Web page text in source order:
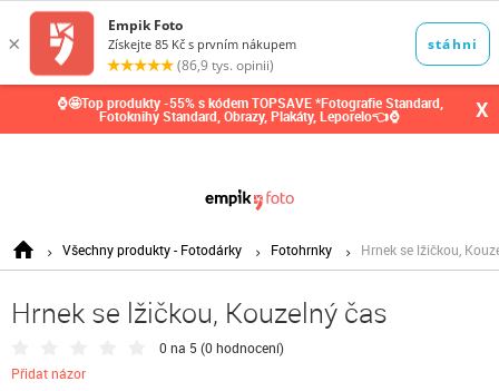
⌚🤩Top produkty -55% s kódem TOPSAVE *Fotografie Standard,
Fotoknihy Standard, Obrazy, Plakáty, Leporelo👈⌚ X
Všechny produkty - Fotodárky Fotohrnky Hrnek se lžičkou,
Hrnek se lžičkou, Kouzelný čas
0 na 5 (0 hodnocení)
Přidat názor